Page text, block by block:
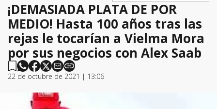
¡DEMASIADA PLATA DE POR
MEDIO! Hasta 100 años tras las
rejas le tocarían a Vielma Mora
por sus negocios con Alex Saab
22 de octubre de 2021 | 13:06